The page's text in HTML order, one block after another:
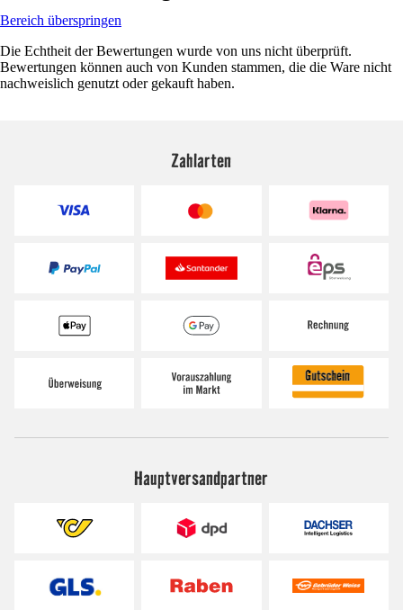
Bereich überspringen
Die Echtheit der Bewertungen wurde von uns nicht überprüft.
Bewertungen können auch von Kunden stammen, die die Ware nicht
nachweislich genutzt oder gekauft haben.
Zahlarten
Hauptversandpartner